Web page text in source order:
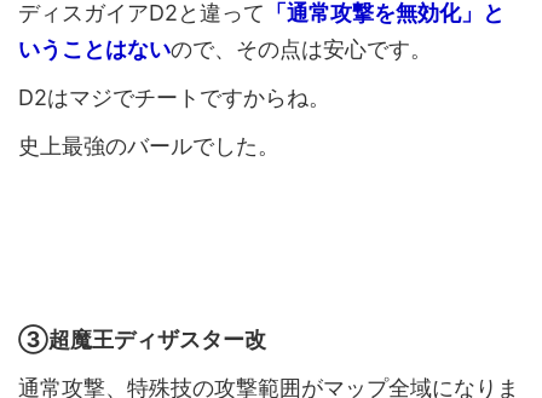
ディスガイアD2と違って 「通常攻撃を無効化」と
いうことはないので、その点は安心です。
D2はマジでチートですからね。
史上最強のバールでした。
③超魔王ディザスター改
通常攻撃、特殊技の攻撃範囲がマップ全域になりま